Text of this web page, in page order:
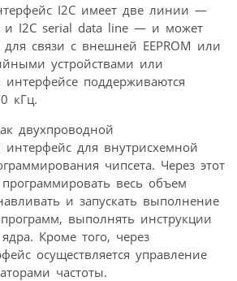
I2C имеет две линии —
и I2C serial data line — и может
связи с внешней EEPROM или
устройствами или
поддерживаются
кГц.
двухпроводной
интерфейс для внутрисхемной
чипсета. Через этот
весь объем
и запускать выполнение
программ, выполнять инструкции
Кроме того, через
осуществляется управление
частоты.